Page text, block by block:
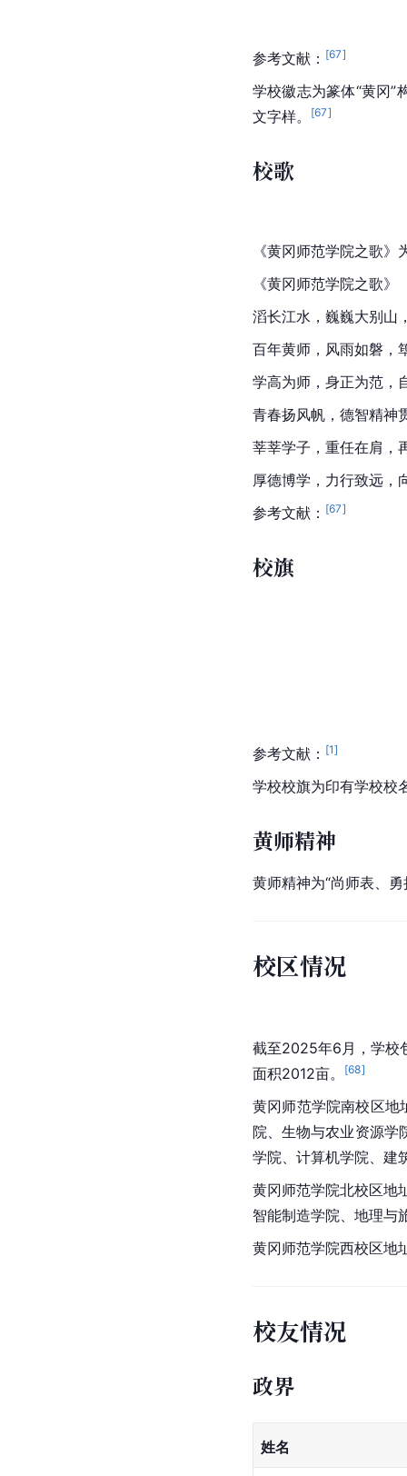
参考文献： [67]
学校徽志为篆体“黄冈
文字样。
[67]
校歌
《黄冈师范学院之歌
《黄冈师范学院之歌》
滔长江水，巍巍大别山
百年黄师，风雨如磐，
学高为师，身正为范，
青春扬风帆，德智精神
莘莘学子，重任在肩，
厚德博学，力行致远，
参考文献： [67]
校旗
参考文献： [1]
学校校旗为印有学校校
黄师精神
黄师精神为“尚师表、
校区情况
截至2025年6月，学校
面积2012亩。
[68]
黄冈师范学院南校区地
院、生物与农业资源学
学院、计算机学院、建
黄冈师范学院北校区地
智能制造学院、地理与
黄冈师范学院西校区地
校友情况
政界
姓名